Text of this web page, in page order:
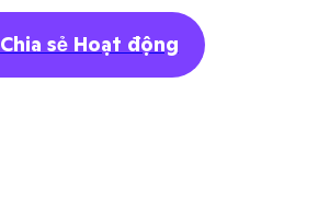
Chia sẻ Hoạt động